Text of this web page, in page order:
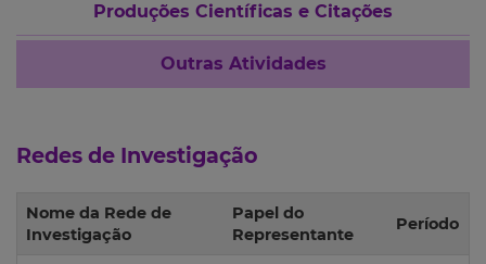
Produções Científicas e Citações
Outras Atividades
Redes de Investigação
Nome da Rede de
Investigação
Papel do
Representante
Período